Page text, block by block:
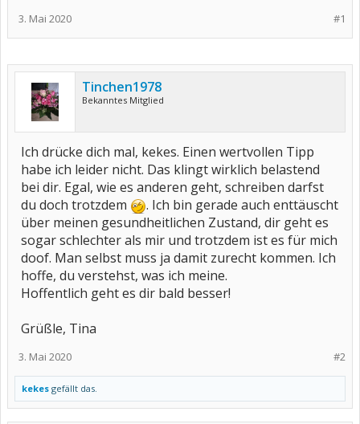
#1
3. Mai 2020
Tinchen1978
Bekanntes Mitglied
Ich drücke dich mal, kekes. Einen wertvollen Tipp
habe ich leider nicht. Das klingt wirklich belastend
bei dir. Egal, wie es anderen geht, schreiben darfst
du doch trotzdem
. Ich bin gerade auch enttäuscht
über meinen gesundheitlichen Zustand, dir geht es
sogar schlechter als mir und trotzdem ist es für mich
doof. Man selbst muss ja damit zurecht kommen. Ich
hoffe, du verstehst, was ich meine.
Hoffentlich geht es dir bald besser!
Grüßle, Tina
#2
3. Mai 2020
kekes gefällt das.